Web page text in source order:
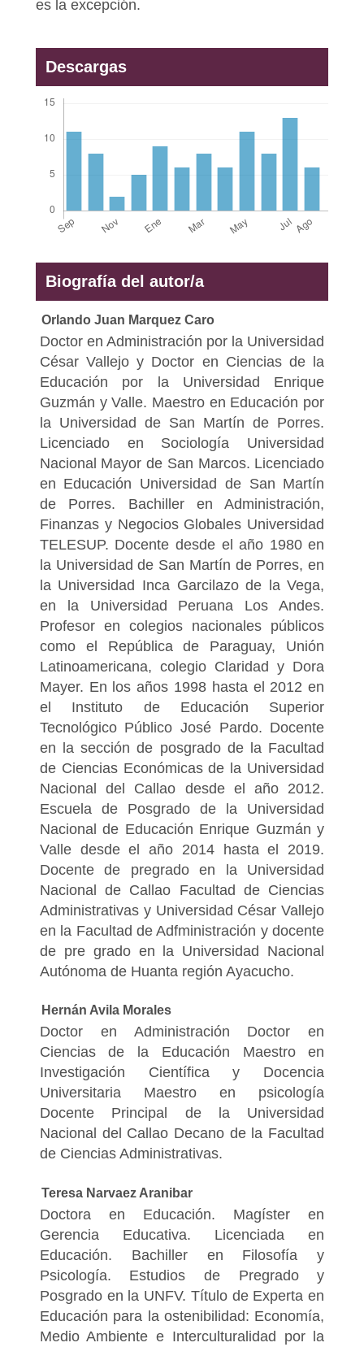
es la excepción.
Descargas
Biografía del autor/a
Orlando Juan Marquez Caro
Doctor en Administración por la Universidad
César Vallejo y Doctor en Ciencias de la
Educación por la Universidad Enrique
Guzmán y Valle. Maestro en Educación por
la Universidad de San Martín de Porres.
Licenciado en Sociología Universidad
Nacional Mayor de San Marcos. Licenciado
en Educación Universidad de San Martín
de Porres. Bachiller en Administración,
Finanzas y Negocios Globales Universidad
TELESUP. Docente desde el año 1980 en
la Universidad de San Martín de Porres, en
la Universidad Inca Garcilazo de la Vega,
en la Universidad Peruana Los Andes.
Profesor en colegios nacionales públicos
como el República de Paraguay, Unión
Latinoamericana, colegio Claridad y Dora
Mayer. En los años 1998 hasta el 2012 en
el Instituto de Educación Superior
Tecnológico Público José Pardo. Docente
en la sección de posgrado de la Facultad
de Ciencias Económicas de la Universidad
Nacional del Callao desde el año 2012.
Escuela de Posgrado de la Universidad
Nacional de Educación Enrique Guzmán y
Valle desde el año 2014 hasta el 2019.
Docente de pregrado en la Universidad
Nacional de Callao Facultad de Ciencias
Administrativas y Universidad César Vallejo
en la Facultad de Adfministración y docente
de pre grado en la Universidad Nacional
Autónoma de Huanta región Ayacucho.
Hernán Avila Morales
Doctor en Administración Doctor en
Ciencias de la Educación Maestro en
Investigación Científica y Docencia
Universitaria Maestro en psicología
Docente Principal de la Universidad
Nacional del Callao Decano de la Facultad
de Ciencias Administrativas.
Teresa Narvaez Aranibar
Doctora en Educación. Magíster en
Gerencia Educativa. Licenciada en
Educación. Bachiller en Filosofía y
Psicología. Estudios de Pregrado y
Posgrado en la UNFV. Título de Experta en
Educación para la ostenibilidad: Economía,
Medio Ambiente e Interculturalidad por la